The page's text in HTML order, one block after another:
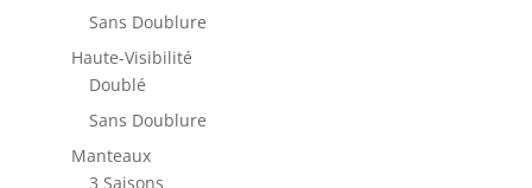
Sans Doublure
Haute-Visibilité
Doublé
Sans Doublure
Manteaux
3 Saisons